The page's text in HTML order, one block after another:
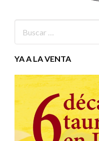
YA A LA VENTA